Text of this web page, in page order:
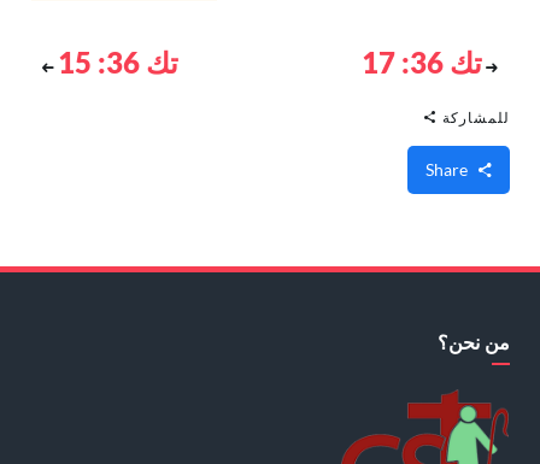
تك 36: 17 تك 36: 15
للمشاركة
من نحن؟